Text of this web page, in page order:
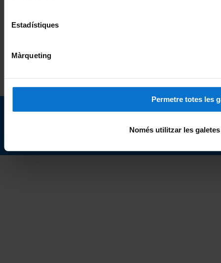
Estadístiques
Màrqueting
Permetre totes les
Només utilitzar les
© Universitat de Barcelona